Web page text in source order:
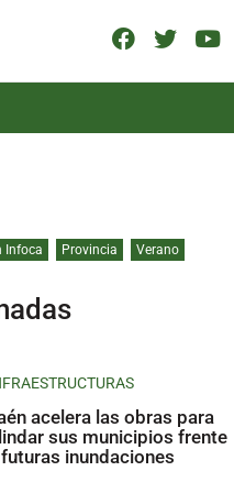
Infoca Provincia Verano
acelera las obras para
sus municipios frente
inundaciones